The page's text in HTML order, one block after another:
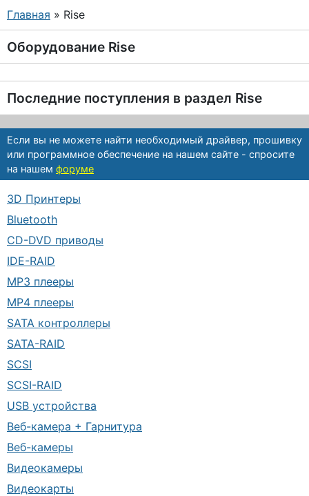
Главная » Rise
Оборудование Rise
Последние поступления в раздел Rise
Если вы не можете найти необходимый драйвер, прошивку
или программное обеспечение на нашем сайте - спросите
на нашем форуме
3D Принтеры
Bluetooth
CD-DVD приводы
IDE-RAID
MP3 плееры
MP4 плееры
SATA контроллеры
SATA-RAID
SCSI
SCSI-RAID
USB устройства
Веб-камера + Гарнитура
Веб-камеры
Видеокамеры
Видеокарты